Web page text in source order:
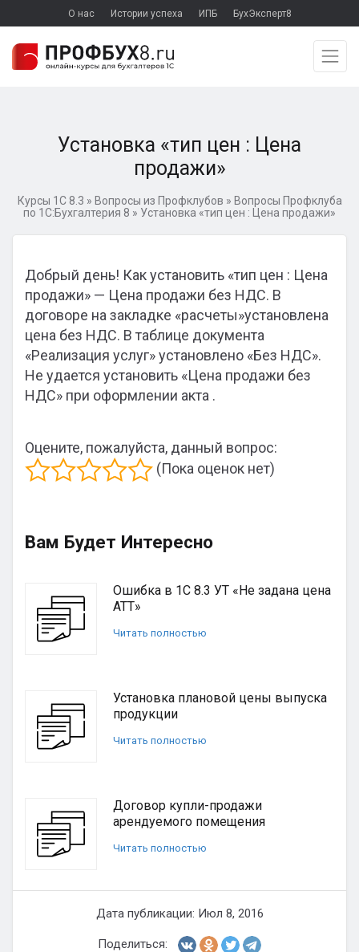
О нас Истории успеха ИПБ БухЭксперт8
Установка «тип цен : Цена
продажи»
Курсы 1С 8.3 » Вопросы из Профклубов » Вопросы Профклуба
по 1С:Бухгалтерия 8 » Установка «тип цен : Цена продажи»
Добрый день! Как установить «тип цен : Цена
продажи» — Цена продажи без НДС. В
договоре на закладке «расчеты»установлена
цена без НДС. В таблице документа
«Реализация услуг» установлено «Без НДС».
Не удается установить «Цена продажи без
НДС» при оформлении акта .
Оцените, пожалуйста, данный вопрос:
(Пока оценок нет)
Вам Будет Интересно
Ошибка в 1С 8.3 УТ «Не задана цена
АТТ»
Читать полностью
Установка плановой цены выпуска
продукции
Читать полностью
Договор купли-продажи
арендуемого помещения
Читать полностью
Дата публикации: Июл 8, 2016
Поделиться: